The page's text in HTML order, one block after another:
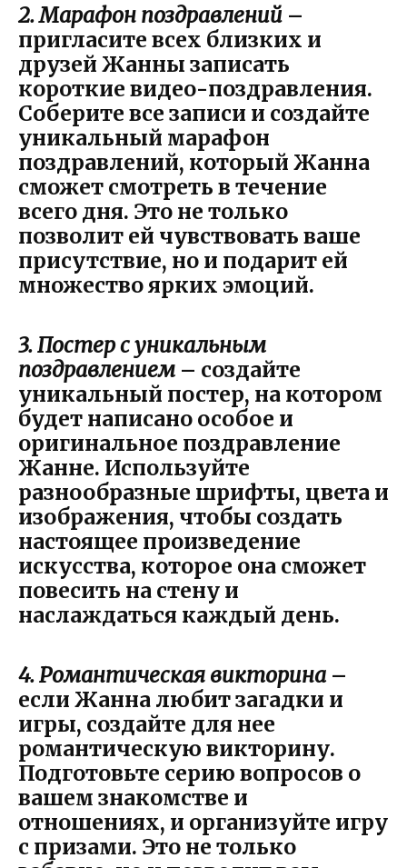
2. Марафон поздравлений –
пригласите всех близких и
друзей Жанны записать
короткие видео-поздравления.
Соберите все записи и создайте
уникальный марафон
поздравлений, который Жанна
сможет смотреть в течение
всего дня. Это не только
позволит ей чувствовать ваше
присутствие, но и подарит ей
множество ярких эмоций.
3. Постер с уникальным
поздравлением – создайте
уникальный постер, на котором
будет написано особое и
оригинальное поздравление
Жанне. Используйте
разнообразные шрифты, цвета и
изображения, чтобы создать
настоящее произведение
искусства, которое она сможет
повесить на стену и
наслаждаться каждый день.
4. Романтическая викторина –
если Жанна любит загадки и
игры, создайте для нее
романтическую викторину.
Подготовьте серию вопросов о
вашем знакомстве и
отношениях, и организуйте игру
с призами. Это не только